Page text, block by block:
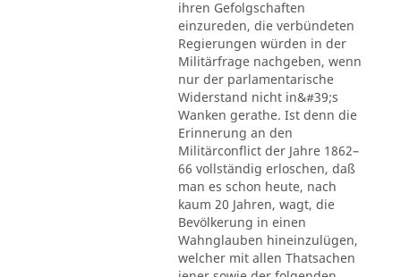
ihren Gefolgschaften
einzureden, die verbündeten
Regierungen würden in der
Militärfrage nachgeben, wenn
nur der parlamentarische
Widerstand nicht in&#39;s
Wanken gerathe. Ist denn die
Erinnerung an den
Militärconflict der Jahre 1862–
66 vollständig erloschen, daß
man es schon heute, nach
kaum 20 Jahren, wagt, die
Bevölkerung in einen
Wahnglauben hineinzulügen,
welcher mit allen Thatsachen